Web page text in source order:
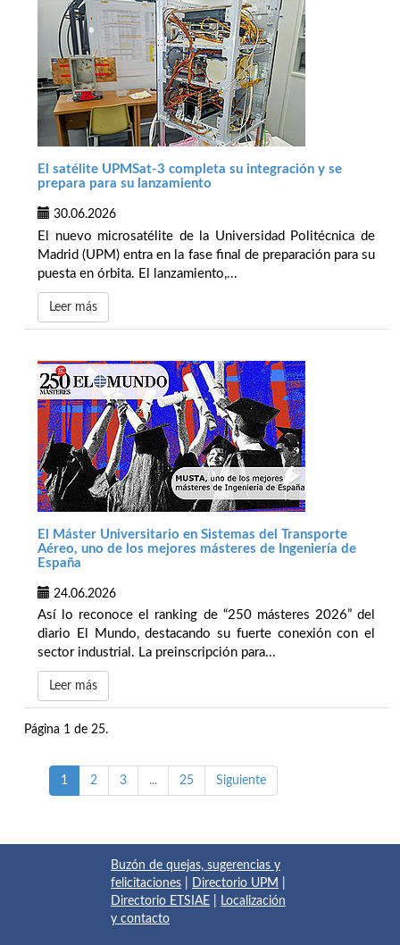
El satélite UPMSat-3 completa su integración y se
prepara para su lanzamiento
30.06.2026
El nuevo microsatélite de la Universidad Politécnica de
Madrid (UPM) entra en la fase final de preparación para su
puesta en órbita. El lanzamiento,...
Leer más
El Máster Universitario en Sistemas del Transporte
Aéreo, uno de los mejores másteres de Ingeniería de
España
24.06.2026
Así lo reconoce el ranking de “250 másteres 2026” del
diario El Mundo, destacando su fuerte conexión con el
sector industrial. La preinscripción para...
Leer más
Página 1 de 25.
1 2 3 ... 25 Siguiente
Buzón de quejas, sugerencias y
felicitaciones
Directorio UPM
Directorio ETSIAE
Localización
y contacto